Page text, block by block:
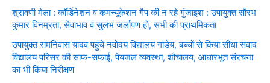
श्रावणी मेला : कॉर्डिनेशन व कमन्यूकेशन गैप की न रहे गुंजाइश : उपायुक्त सौरभ
कुमार विनम्रता, सेवाभाव व सुलभ जर्लापण हो, सभी की प्राथमिकता
उपायुक्त रामनिवास यादव पहुंचे नवोदय विद्यालय गांडेय, बच्चों से किया सीधा संवाद
विद्यालय परिसर की साफ-सफाई, पेयजल व्यवस्था, शौचालय, आधारभूत संरचना
का भी किया निरीक्षण